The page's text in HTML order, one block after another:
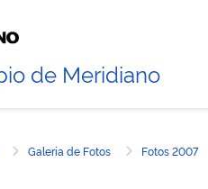
de Meridiano
Galeria de Fotos Fotos 2007